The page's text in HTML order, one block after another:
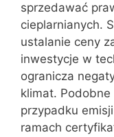
sprzedawać
cieplarnianych.
ustalanie ceny
inwestycje w
ogranicza
klimat.
przypadku
ramach